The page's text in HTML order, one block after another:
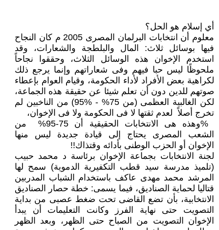
أي إسلام هو الحل؟
معلوم أن انتخابات البرلمان المصرى 2005 م كان النجاح
فيها بوسائل ثلاث: المال والبلطجة ‏والشعارات، وقد
استخدم الإخوان هذه الوسائل الثلاث، وحققوا نجاحاً
ملحوظًا ليس حبا فيهم ‏وفى شعاراتهم وإنما يرجع ذلك
لكراهية بعض الأفراد لأداء الحكومة، وقيام العوام بإعطاء
صوتهم ‏للدين دون أن تعلم شيئا عن حقيقة هذه الجماعة،
لكن الغالبية العظمى (من 75% - ‏‏95%) من الناخبين لم
تخرج أصلاً ‏‎ ‎لعدم ثقتها لا فى الحكومة ولا فى الإخوان،
‎% ‎وهذه هى الانتخابات الحقيقية أن 75-95% ‏‎ ‎من
الشعب المصرى يحتاج إلى قيادة جديدة ‏ليس منها
الإخوان أو الحزب الوطنى بأدائه وقتذاك‎!!‎‏ ‏
لجنة الانتخابات بجماعة الإخوان برئاسة د محمد حبيب
(تلميذ مدرسة سيد قطب التكفيرية ‏الدموية) سمح لها
المرشد محمد مهدى عاكف باستخدام الشباب المدربين
قتاليا لحماية الصناديق، ‏فيما يسمى: خطة حصار الصناديق
الانتخابية، بأن تضع القاضى تحت ضغط عصبى من بداية
‏التصويت حتى نهاية الفرز وكانت التعليمات أن يبدأ
الإخوان التصويت من الصباح حتى الظهر، ‏وبعد الظهر